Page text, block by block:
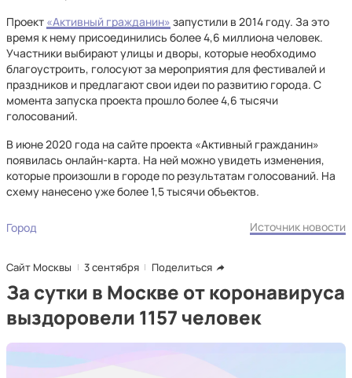
Проект «Активный гражданин» запустили в 2014 году. За это
время к нему присоединились более 4,6 миллиона человек.
Участники выбирают улицы и дворы, которые необходимо
благоустроить, голосуют за мероприятия для фестивалей и
праздников и предлагают свои идеи по развитию города. С
момента запуска проекта прошло более 4,6 тысячи
голосований.
В июне 2020 года на сайте проекта «Активный гражданин»
появилась онлайн-карта. На ней можно увидеть изменения,
которые произошли в городе по результатам голосований. На
схему нанесено уже более 1,5 тысячи объектов.
Город Источник новости
Сайт Москвы 3 сентября Поделиться
За сутки в Москве от коронавируса
выздоровели 1157 человек